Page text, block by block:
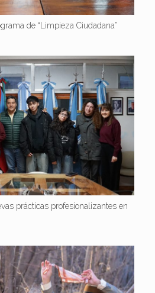
de “Limpieza Ciudadana”
prácticas profesionalizantes en